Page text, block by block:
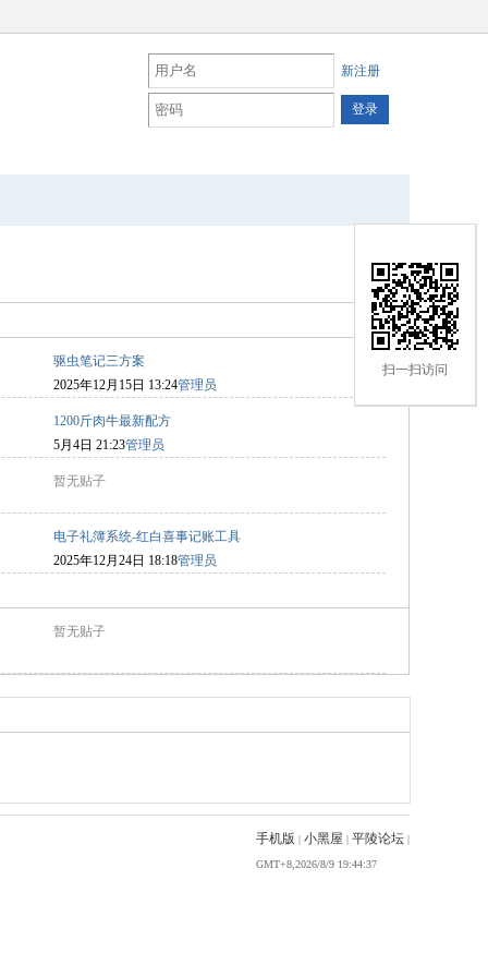
新注册
最新主题
驱虫笔记三方案
2025年12月15日 13:24管理员
1200斤肉牛最新配方
5月4日 21:23管理员
暂无贴子
电子礼簿系统-红白喜事记账工具
2025年12月24日 18:18管理员
暂无贴子
手机版 | 小黑屋 | 平陵论坛 |
GMT+8,2026/8/9 19:44:37
扫一扫访问